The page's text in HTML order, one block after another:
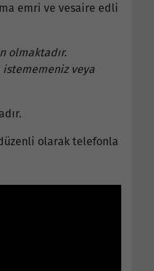
emri ve vesaire edli
olmaktadır.
veya
olarak telefonla